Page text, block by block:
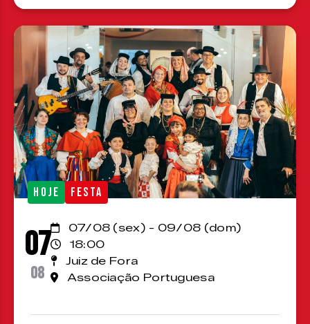
HOJE FESTA
07
08
07/08 (sex) - 09/08 (dom)
18:00
Juiz de Fora
Associação Portuguesa